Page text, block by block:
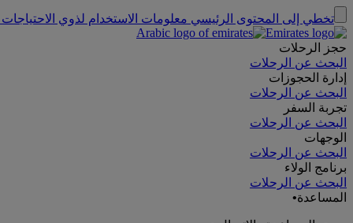
تخطي إلى المحتوى الرئيسي معلومات الاستخدام لذوي
حجز الرحلات
البحث عن الرحلات
إدارة الحجوزات
البحث عن الرحلات
تجربة السفر
البحث عن الرحلات
الوجهات
البحث عن الرحلات
برنامج الولاء
البحث عن الرحلات
المساعدة•